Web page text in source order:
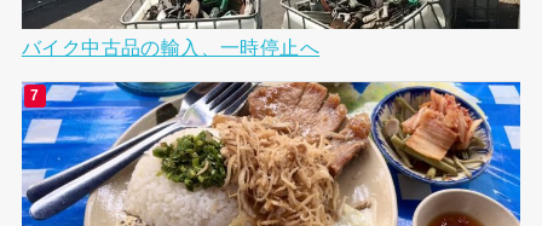
バイク中古品の輸入、一時停止へ